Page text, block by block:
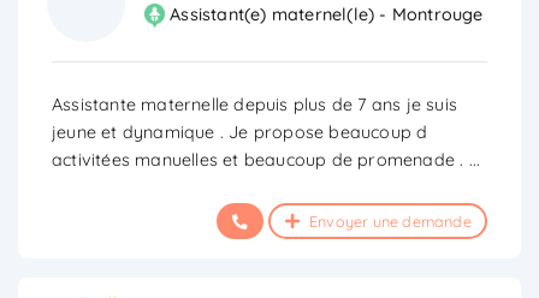
Assistant(e) maternel(le) - Montrouge
Assistante maternelle depuis plus de 7 ans je suis
jeune et dynamique . Je propose beaucoup d
activitées manuelles et beaucoup de promenade . ...
Envoyer une demande